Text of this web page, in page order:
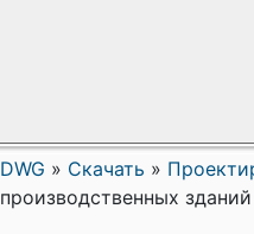
DWG » Скачать »
производственных